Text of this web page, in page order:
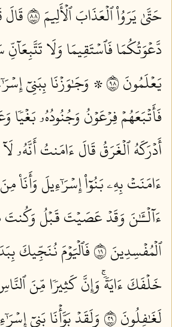
حَتَّىٰ يَرَوُاْ ٱلۡعَذَابَ ٱلۡأَلِيمَ ٨٨
دَّعۡوَتُكُمَا فَٱسۡتَقِيمَا وَلَا تَتَّبِعَآنِّ
يَعۡلَمُونَ ٨٩
۞ وَجَٰوَزۡنَا بِبَنِيٓ
فَأَتۡبَعَهُمۡ فِرۡعَوۡنُ وَجُنُودُهُۥ بَغۡيٗا
أَدۡرَكَهُ ٱلۡغَرَقُ قَالَ ءَامَنتُ أَنَّهُۥ
ءَامَنَتۡ بِهِۦ بَنُوٓاْ إِسۡرَٰٓءِيلَ وَأَنَا۠ مِنَ
ءَآلۡـَٰٔنَ وَقَدۡ عَصَيۡتَ قَبۡلُ
ٱلۡمُفۡسِدِينَ ٩١
فَٱلۡيَوۡمَ نُنَجِّيكَ
خَلۡفَكَ ءَايَةٗۚ وَإِنَّ كَثِيرٗا مِّنَ
لَغَٰفِلُونَ ٩٢
وَلَقَدۡ بَوَّأۡنَا بَنِيٓ